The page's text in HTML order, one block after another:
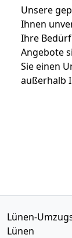
Unsere
Ihnen
Ihre
Angebote
Sie einen
außerhalb
Lünen-
Lünen